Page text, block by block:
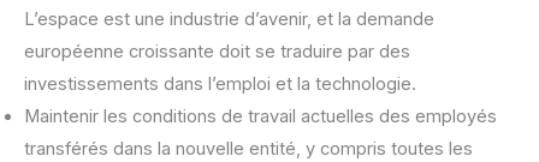
L’espace est une industrie d’avenir, et la demande
européenne croissante doit se traduire par des
investissements dans l’emploi et la technologie.
Maintenir les conditions de travail actuelles des employés
transférés dans la nouvelle entité, y compris toutes les